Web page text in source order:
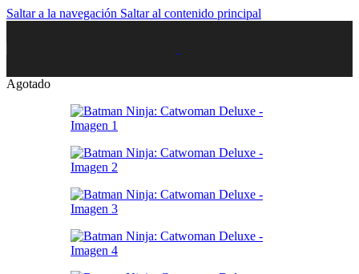
Saltar a la navegación Saltar al contenido principal
Agotado